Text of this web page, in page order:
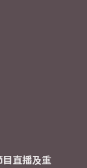
直播及重